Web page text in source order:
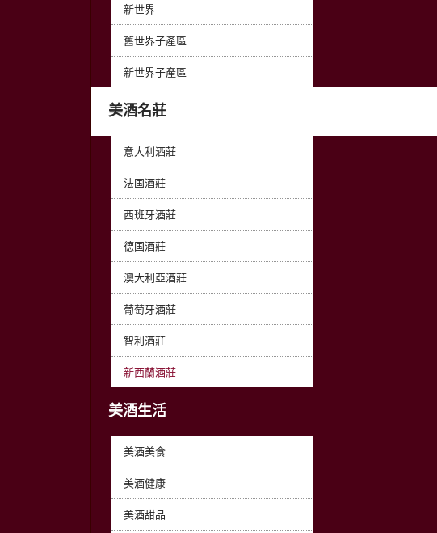
新世界
舊世界子產區
新世界子產區
美酒名莊
意大利酒莊
法国酒莊
西班牙酒莊
德国酒莊
澳大利亞酒莊
葡萄牙酒莊
智利酒莊
新西蘭酒莊
美酒生活
美酒美食
美酒健康
美酒甜品